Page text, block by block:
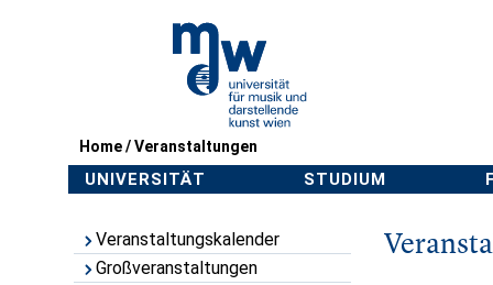
Home/Veranstaltungen
UNIVERSITÄT STUDIUM
Veranstaltungskalender
Großveranstaltungen